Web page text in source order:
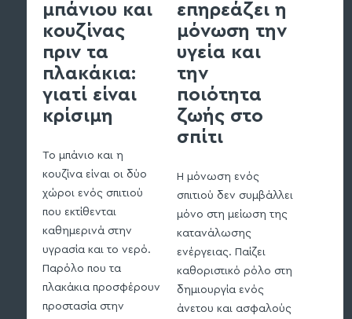
μπάνιου και
κουζίνας
πριν τα
πλακάκια:
γιατί είναι
κρίσιμη
Το μπάνιο και η
κουζίνα είναι οι δύο
χώροι ενός σπιτιού
που εκτίθενται
καθημερινά στην
υγρασία και το νερό.
Παρόλο που τα
πλακάκια προσφέρουν
προστασία στην
επηρεάζει η
μόνωση την
υγεία και
την
ποιότητα
ζωής στο
σπίτι
Η μόνωση ενός
σπιτιού δεν συμβάλλει
μόνο στη μείωση της
κατανάλωσης
ενέργειας. Παίζει
καθοριστικό ρόλο στη
δημιουργία ενός
άνετου και ασφαλούς